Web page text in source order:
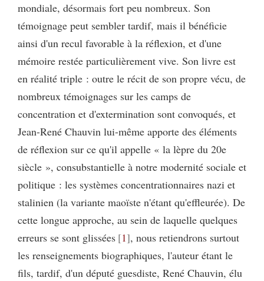
mondiale, désormais fort peu nombreux. Son
témoignage peut sembler tardif, mais il bénéficie
ainsi d'un recul favorable à la réflexion, et d'une
mémoire restée particulièrement vive. Son livre est
en réalité triple : outre le récit de son propre vécu, de
nombreux témoignages sur les camps de
concentration et d'extermination sont convoqués, et
Jean-René Chauvin lui-même apporte des éléments
de réflexion sur ce qu'il appelle « la lèpre du 20e
siècle », consubstantielle à notre modernité sociale et
politique : les systèmes concentrationnaires nazi et
stalinien (la variante maoïste n'étant qu'effleurée). De
cette longue approche, au sein de laquelle quelques
erreurs se sont glissées 1 , nous retiendrons surtout
les renseignements biographiques, l'auteur étant le
fils, tardif, d'un député guesdiste, René Chauvin, élu